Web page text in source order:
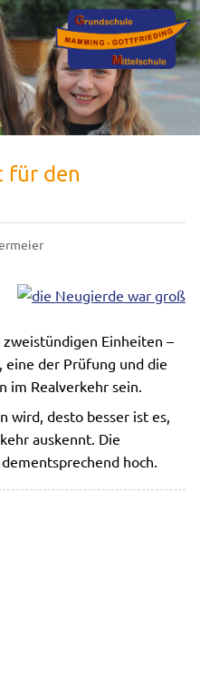
für den
Einheiten –
der Prüfung und die
im Realverkehr sein.
wird, desto besser ist es,
auskennt. Die
hoch.